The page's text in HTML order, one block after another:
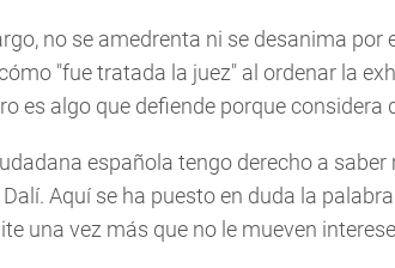
no se amedrenta ni se desanima por
"fue tratada la juez" al ordenar la
es algo que defiende porque considera
española tengo derecho a
Aquí se ha puesto en duda la
una vez más que no le mueven